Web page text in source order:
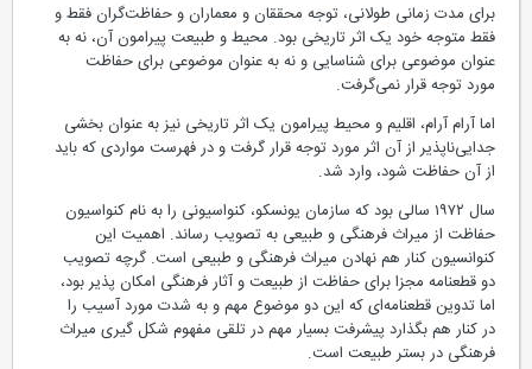
برای مدت زمانی طولانی، توجه محققان و معماران و حفاظت‌گران فقط و
فقط متوجه خود یک اثر تاریخی بود. محیط و طبیعت پیرامون آن، نه به
عنوان موضوعی برای شناسایی و نه به عنوان موضوعی برای حفاظت
مورد توجه قرار نمی‌گرفت.
اما آرام آرام، اقلیم و محیط پیرامون یک اثر تاریخی نیز به عنوان بخشی
جدایی‌ناپذیر از آن اثر مورد توجه قرار گرفت و در فهرست مواردی که باید
از آن حفاظت شود، وارد شد.
سال ١٩٧٢ سالی بود که سازمان یونسکو، کنواسیونی را به نام کنواسیون
حفاظت از میراث فرهنگی و طبیعی به تصویب رساند. اهمیت این
کنوانسیون کنار هم نهادن میراث فرهنگی و طبیعی است. گرچه تصویب
دو قطعنامه مجزا برای حفاظت از طبیعت و آثار فرهنگی امکان پذیر بود،
اما تدوین قطعنامه‌ای که این دو موضوع مهم و به شدت مورد آسیب را
در کنار هم بگذارد پیشرفت بسیار مهم در تلقی مفهوم شکل گیری میراث
فرهنگی در بستر طبیعت است.